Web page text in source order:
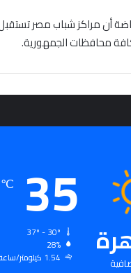
أن مراكز شباب مصر
محافظات الجمهورية.
35
℃
28%
1.54 كيلومتر/ساعة